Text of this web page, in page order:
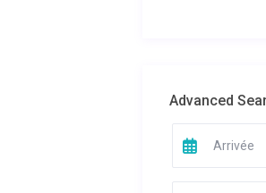
Advanced